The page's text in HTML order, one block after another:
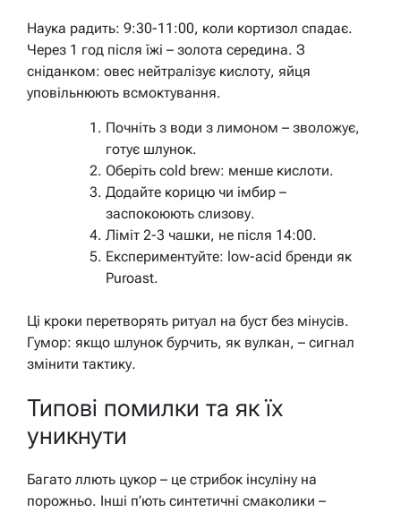
Наука радить: 9:30-11:00, коли кортизол спадає.
Через 1 год після їжі – золота середина. З
сніданком: овес нейтралізує кислоту, яйця
уповільнюють всмоктування.
Почніть з води з лимоном – зволожує,
готує шлунок.
Оберіть cold brew: менше кислоти.
Додайте корицю чи імбир –
заспокоюють слизову.
Ліміт 2-3 чашки, не після 14:00.
Експериментуйте: low-acid бренди як
Puroast.
Ці кроки перетворять ритуал на буст без мінусів.
Гумор: якщо шлунок бурчить, як вулкан, – сигнал
змінити тактику.
Типові помилки та як їх
уникнути
Багато ллють цукор – це стрибок інсуліну на
порожньо. Інші п’ють синтетичні смаколики –